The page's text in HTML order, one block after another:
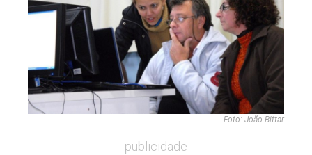
Foto: João Bittar
publicidade